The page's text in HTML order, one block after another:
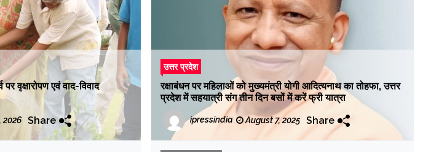
वृक्षारोपण एवं वाद-विवाद
2026 Share
उत्तर प्रदेश
रक्षाबंधन पर महिलाओं को मुख्यमंत्री योगी आदित्यनाथ का तोहफा, उत्तर
प्रदेश में सहयात्री संग तीन दिन बसों में करें फ्री यात्रा
ipressindia August 7, 2025 Share